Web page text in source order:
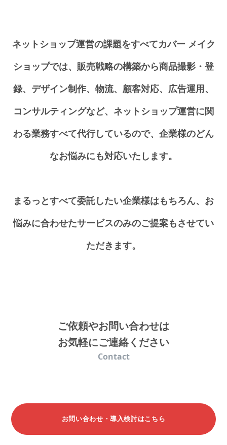
Q
スマートフォンやタブレットからでも操作で
A
マネージャーや現場のスタッフ様など、お立
Q
Q システムでも使えますか？
はい、可能です。独自システムのデータに合
makeshopロジでは、個人情報の保護や環境へ
の配慮をし、紙ベースの納品書発行を行って
Q
申し込みから、どれくらいで利用できます
か？
ネットショップ運営の課題をすべてカバー メイク
ショップでは、販売戦略の構築から商品撮影・登
録、デザイン制作、物流、顧客対応、広告運用、
コンサルティングなど、ネットショップ運営に関
わる業務すべて代行しているので、企業様のどん
なお悩みにも対応いたします。
まるっとすべて委託したい企業様はもちろん、お
悩みに合わせたサービスのみのご提案もさせてい
ただきます。
ご依頼やお問い合わせは
お気軽にご連絡ください
Contact
お問い合わせ・導入検討はこちら